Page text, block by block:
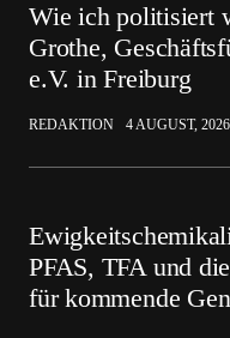
Wie ich politisiert
Grothe,
e.V. in Freiburg
REDAKTION 4 AUGUST, 2026
PFAS, TFA und
für kommende